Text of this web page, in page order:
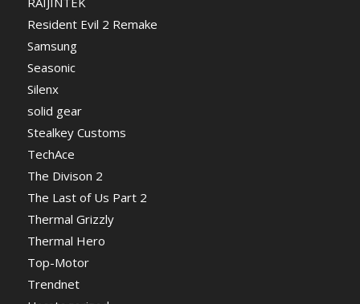
Resident Evil 2 Remake
Samsung
Seasonic
Silenx
solid gear
Stealkey Customs
TechAce
The Divison 2
The Last of Us Part 2
Thermal Grizzly
Thermal Hero
Top-Motor
Trendnet